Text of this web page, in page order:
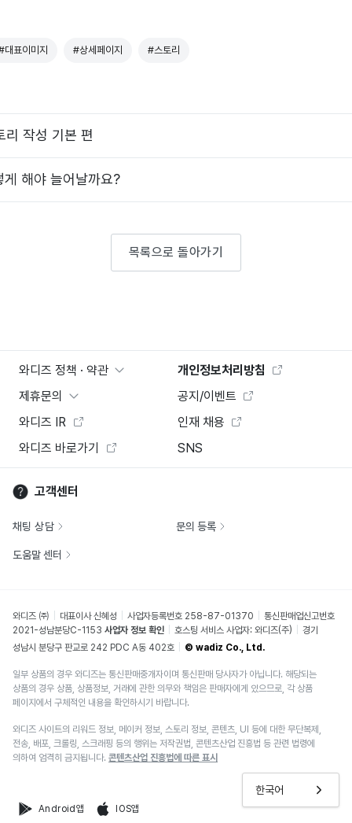
한국어
대표이미지 #상세페이지 #스토리
작성 기본 편
해야 늘어날까요?
목록으로 돌아가기
와디즈 정책 · 약관
개인정보처리방침
제휴문의
공지/이벤트
와디즈 IR
인재 채용
와디즈 바로가기
SNS
고객센터
채팅 상담 문의 등록
도움말 센터
와디즈 ㈜ 대표이사 신혜성 사업자등록번호 258-87-01370
통신판매업신고번호
2021-성남분당C-1153 사업자 정보 확인 호스팅 서비스 사업자: 와디즈(주)
경기
성남시 분당구 판교로 242 PDC A동 402호
© wadiz Co., Ltd.
일부 상품의 경우 와디즈는 통신판매중개자이며 통신판매 당사자가 아닙니다. 해당되는
상품의 경우 상품, 상품정보, 거래에 관한 의무와 책임은 판매자에게 있으므로, 각 상품
페이지에서 구체적인 내용을 확인하시기 바랍니다.
와디즈 사이트의 리워드 정보, 메이커 정보, 스토리 정보, 콘텐츠, UI 등에 대한 무단복제,
전송, 배포, 크롤링, 스크래핑 등의 행위는 저작권법, 콘텐츠산업 진흥법 등 관련 법령에
의하여 엄격히 금지됩니다. 콘텐츠산업 진흥법에 따른 표시
Android앱 IOS앱